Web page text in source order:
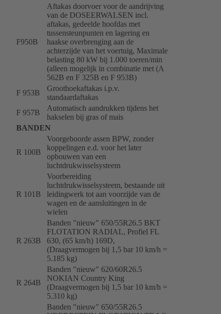
F950B
Aftakas doorvoer voor de aandrijving
van de DOSEERWALSEN incl.
aftakas, gedeelde hoofdas met
tussensteunpunten en lagering en
haakse overbrenging aan de
achterzijde van het voertuig, Maximale
belasting 80 kW bij 1.000 toeren/min
(alleen mogelijk in combinatie met (A
562B en F 325B en F 953B)
F 953B
Groothoekaftakas i.p.v.
standaardaftakas
F 957B
Automatisch aandrukken tijdens het
hakselen bij gras of mais
BANDEN
R 100B
Voorgeboorde assen BPW, zonder
koppelingen e.d. voor het later
opbouwen van een
luchtdrukwisselsysteem
R 101B
Voorbereiding
luchtdrukwisselsysteem, bestaande uit
leidingwerk tot aan voorzijde van de
wagen en de aansluitingen in de
wielen
R 263B
Banden "nieuw" 650/55R26.5 BKT
FLOTATION RADIAL, Profiel FL
630, (65 km/h) 169D,
(Draagvermogen bij 1,5 bar 10 km/h =
5.185 kg)
R 264B
Banden "nieuw" 620/60R26.5
NOKIAN Country King
(Draagvermogen bij 1,5 bar 10 km/h =
5.310 kg)
Banden "nieuw" 650/55R26.5